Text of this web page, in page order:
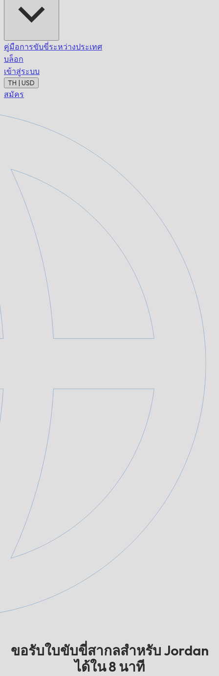
คู่มือการขับขี่ระหว่างประเทศ
บล็อก
เข้าสู่ระบบ
TH | USD
สมัคร
ขอรับใบขับขี่สากลสำหรับ Jordan
ได้ใน 8 นาที